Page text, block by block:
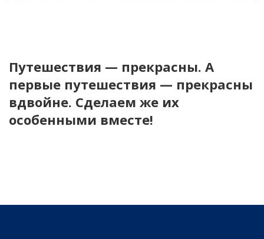
Путешествия — прекрасны. А
первые путешествия — прекрасны
вдвойне. Сделаем же их
особенными вместе!